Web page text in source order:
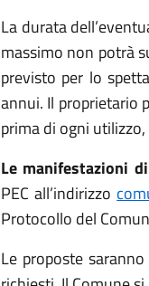
La durata
massimo non potrà
previsto per lo
annui. Il proprietario
prima di ogni
Le manifestazioni
PEC all’indirizzo
Protocollo del
Le proposte